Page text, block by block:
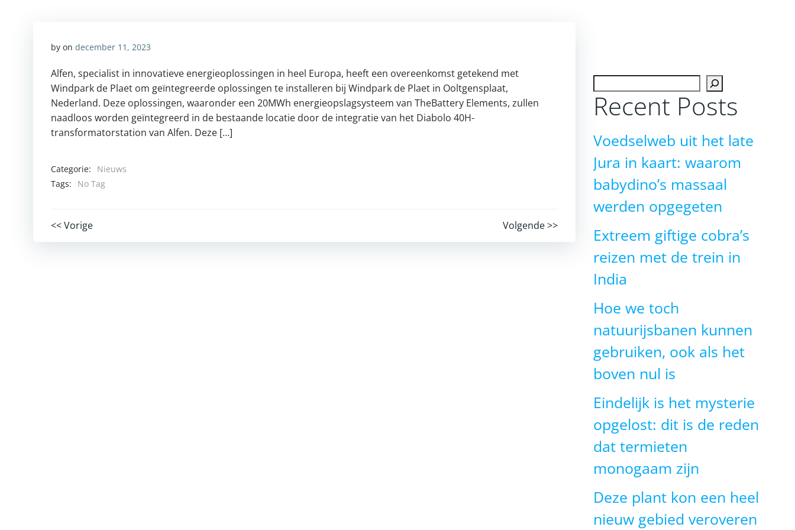
by on december 11, 2023
Alfen, specialist in innovatieve energieoplossingen in heel Europa, heeft een overeenkomst getekend met
Windpark de Plaet om geïntegreerde oplossingen te installeren bij Windpark de Plaet in Ooltgensplaat,
Nederland. Deze oplossingen, waaronder een 20MWh energieopslagsysteem van TheBattery Elements, zullen
naadloos worden geïntegreerd in de bestaande locatie door de integratie van het Diabolo 40H-
transformatorstation van Alfen. Deze […]
Categorie:
Nieuws
Tags:
No Tag
Post
<< Vorige Volgende >>
Recent Posts
Voedselweb uit het late
Jura in kaart: waarom
babydino’s massaal
werden opgegeten
Extreem giftige cobra’s
reizen met de trein in
India
Hoe we toch
natuurijsbanen kunnen
gebruiken, ook als het
boven nul is
Eindelijk is het mysterie
opgelost: dit is de reden
dat termieten
monogaam zijn
Deze plant kon een heel
nieuw gebied veroveren